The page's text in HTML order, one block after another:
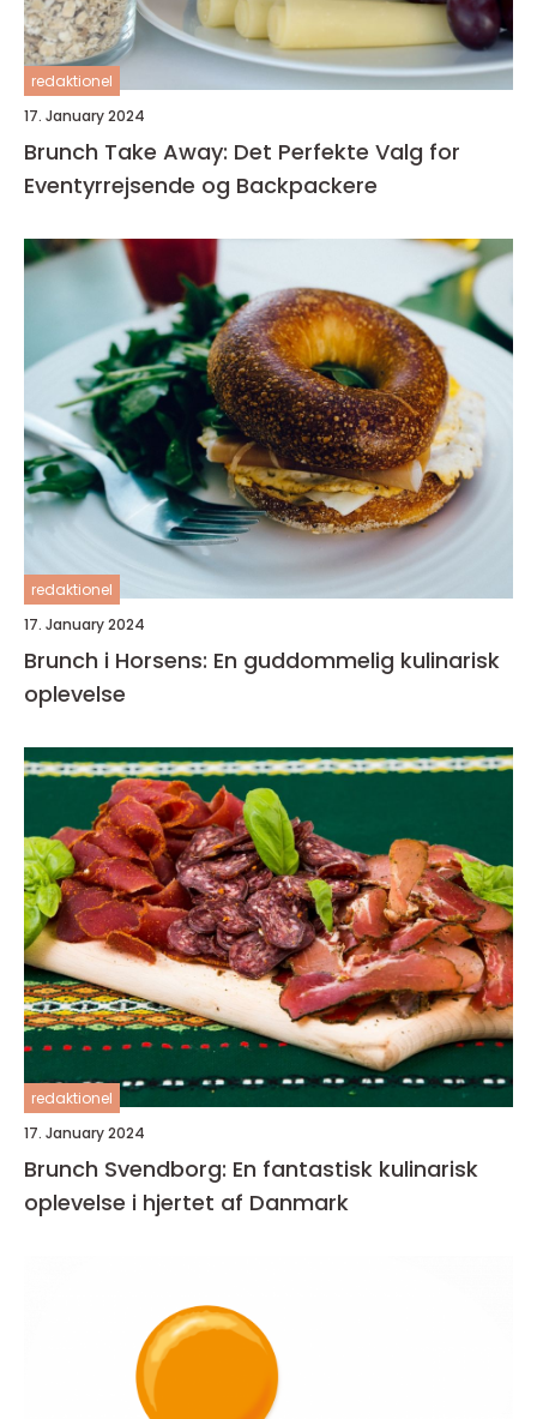
redaktionel
17. January 2024
Brunch Take Away: Det Perfekte Valg for
Eventyrrejsende og Backpackere
redaktionel
17. January 2024
Brunch i Horsens: En guddommelig kulinarisk
oplevelse
redaktionel
17. January 2024
Brunch Svendborg: En fantastisk kulinarisk
oplevelse i hjertet af Danmark